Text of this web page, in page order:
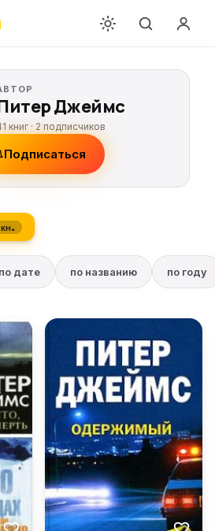
Джеймс
книг · 2 подписчиков
Подписаться
по дате по названию по году